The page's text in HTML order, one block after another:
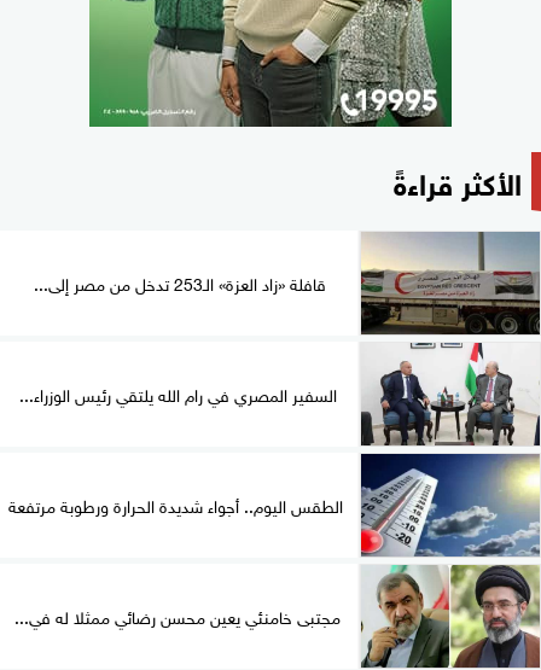
الأكثر قراءةً
قافلة «زاد العزة» الـ253 تدخل من مصر إلى...
السفير المصري في رام الله يلتقي رئيس الوزراء...
الطقس اليوم.. أجواء شديدة الحرارة ورطوبة مرتفعة
مجتبى خامنئي يعين محسن رضائي ممثلا له في...